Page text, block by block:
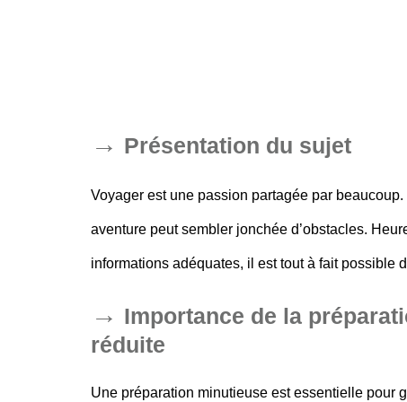
Présentation du sujet
Voyager est une passion partagée par
aventure peut sembler jonchée d’obstacles.
informations adéquates, il est tout à fait possible
Importance de la
réduite
Une préparation minutieuse est essentielle pour